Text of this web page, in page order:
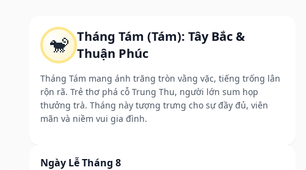
🐒 Tháng Tám (Tám): Tây Bắc &
Thuận Phúc
Tháng Tám mang ánh trăng tròn vằng vặc, tiếng trống lân
rộn rã. Trẻ thơ phá cỗ Trung Thu, người lớn sum họp
thưởng trà. Tháng này tượng trưng cho sự đầy đủ, viên
mãn và niềm vui gia đình.
Ngày Lễ Tháng 8